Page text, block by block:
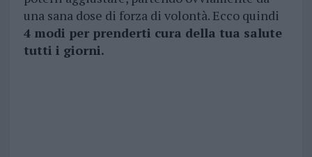
una sana dose di forza di volontà. Ecco quindi
4 modi per prenderti cura della tua salute
tutti i giorni.